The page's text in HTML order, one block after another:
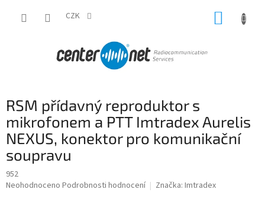
CZK
RSM přídavný reproduktor s
mikrofonem a PTT Imtradex Aurelis
NEXUS, konektor pro komunikační
soupravu
952
Průměrné
Neohodnoceno Podrobnosti hodnocení Značka: Imtradex